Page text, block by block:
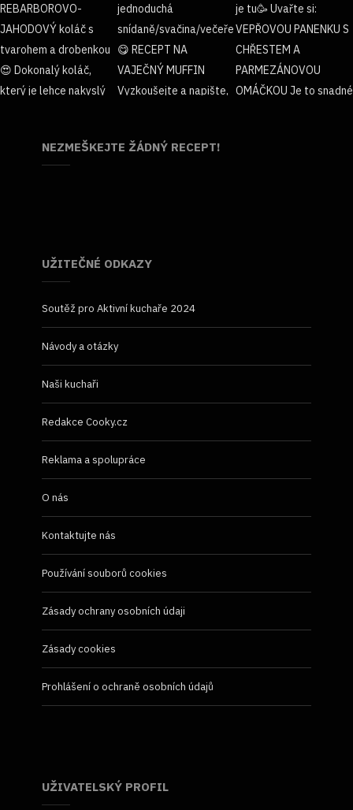
NEZMEŠKEJTE ŽÁDNÝ RECEPT!
UŽITEČNÉ ODKAZY
Soutěž pro Aktivní kuchaře 2024
Návody a otázky
Naši kuchaři
Redakce Cooky.cz
Reklama a spolupráce
O nás
Kontaktujte nás
Používání souborů cookies
Zásady ochrany osobních údaji
Zásady cookies
Prohlášení o ochraně osobních údajů
UŽIVATELSKÝ PROFIL